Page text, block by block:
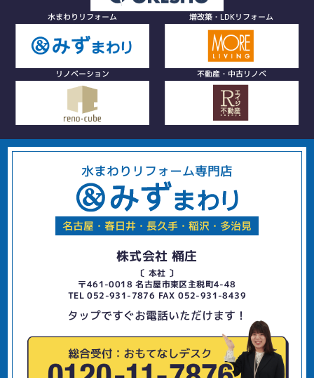
水まわりリフォーム 増改築・LDKリフォーム
リノベーション 不動産・中古リノベ
水まわりリフォーム専門店
名古屋・春日井・長久手・稲沢・多治見
株式会社 桶庄
〔 本社 〕
〒461-0018 名古屋市東区主税町4-48
TEL 052-931-7876 FAX 052-931-8439
タップですぐお電話いただけます！